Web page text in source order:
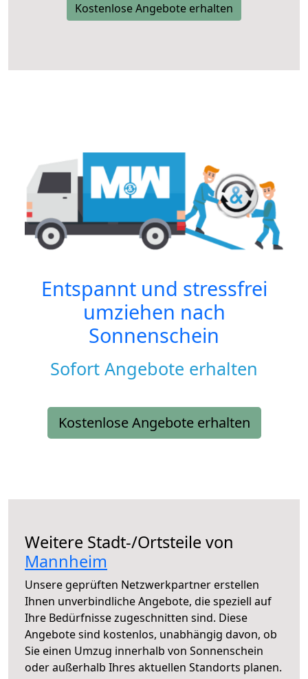
Kostenlose Angebote erhalten
Entspannt und stressfrei
umziehen nach
Sonnenschein
Sofort Angebote erhalten
Kostenlose Angebote erhalten
Weitere Stadt-/Ortsteile von
Mannheim
Unsere geprüften Netzwerkpartner erstellen
Ihnen unverbindliche Angebote, die speziell auf
Ihre Bedürfnisse zugeschnitten sind. Diese
Angebote sind kostenlos, unabhängig davon, ob
Sie einen Umzug innerhalb von Sonnenschein
oder außerhalb Ihres aktuellen Standorts planen.